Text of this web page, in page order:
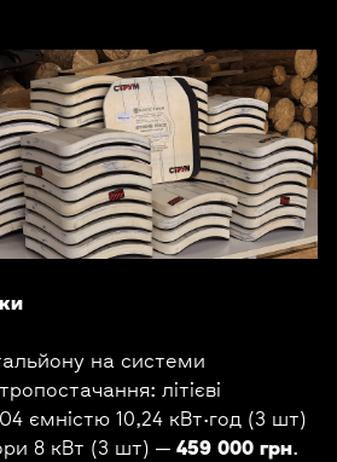
на системи
літієві
ємністю 10,24 кВт·год (3 шт)
8 кВт (3 шт) — 459 000 грн.